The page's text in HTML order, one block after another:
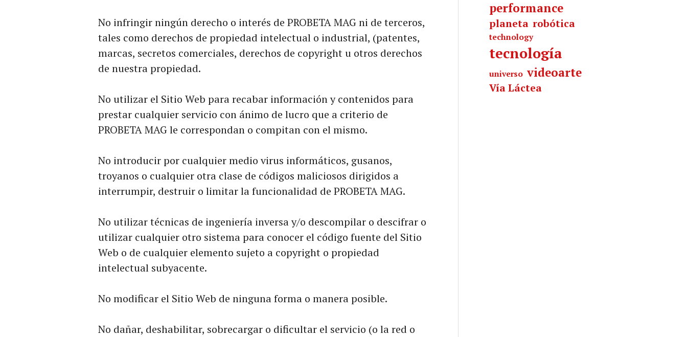
No infringir ningún derecho o interés de PROBETA MAG ni de terceros,
tales como derechos de propiedad intelectual o industrial, (patentes,
marcas, secretos comerciales, derechos de copyright u otros derechos
de nuestra propiedad.
No utilizar el Sitio Web para recabar información y contenidos para
prestar cualquier servicio con ánimo de lucro que a criterio de
PROBETA MAG le correspondan o compitan con el mismo.
No introducir por cualquier medio virus informáticos, gusanos,
troyanos o cualquier otra clase de códigos maliciosos dirigidos a
interrumpir, destruir o limitar la funcionalidad de PROBETA MAG.
No utilizar técnicas de ingeniería inversa y/o descompilar o descifrar o
utilizar cualquier otro sistema para conocer el código fuente del Sitio
Web o de cualquier elemento sujeto a copyright o propiedad
intelectual subyacente.
No modificar el Sitio Web de ninguna forma o manera posible.
No dañar, deshabilitar, sobrecargar o dificultar el servicio (o la red o
performance
planeta robótica
technology
tecnología
universo videoarte
Vía Láctea